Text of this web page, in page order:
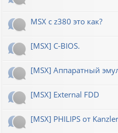
MSX с z380 это как?
[MSX] C-BIOS.
[MSX] Аппаратный
[MSX] External FDD
[MSX] PHILIPS от